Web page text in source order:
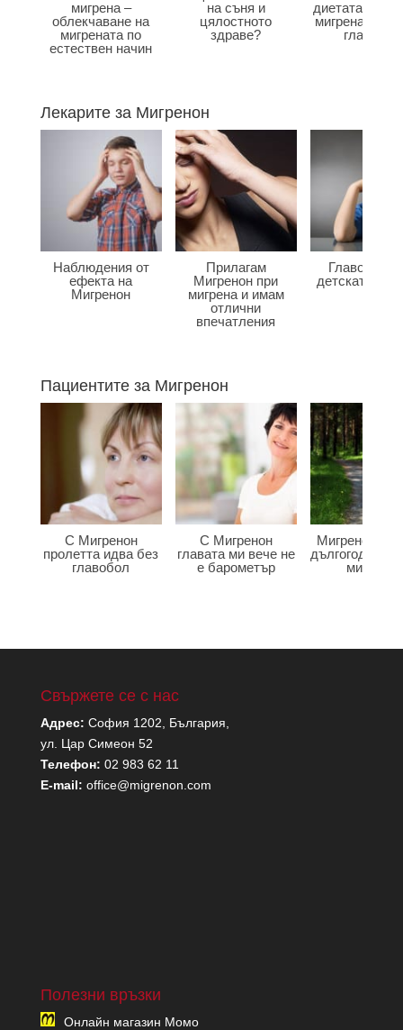
мигрена –
облекчаване на
мигрената по
естествен начин
на съня и
цялостното
здраве?
диетата
мигрена и
главата?
Лекарите за Мигренон
Наблюдения от
ефекта на
Мигренон
Прилагам
Мигренон при
мигрена и имам
отлични
впечатления
детската
Пациентите за Мигренон
С Мигренон
пролетта идва без
главобол
С Мигренон
главата ми вече не
е барометър
Мигренон
мигрена
Свържете се с нас
Адрес: София 1202, България,
ул. Цар Симеон 52
Телефон: 02 983 62 11
E-mail: office@migrenon.com
Полезни връзки
Онлайн магазин Момо